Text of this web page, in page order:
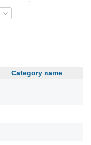
Category name